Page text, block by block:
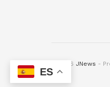
© 2026 JNews -
ES